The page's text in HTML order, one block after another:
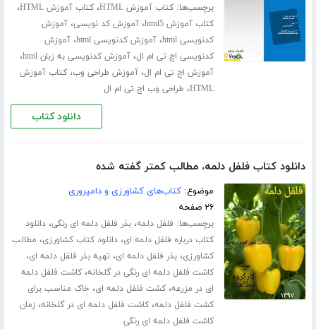
برچسب‌ها:کتاب آموزش HTML ،کتاب آموزش HTML ،
کتاب آموزش html5 ،آموزش کد نویسی،آموزش
کدنویسی html
،آموزش کدنویسی html ،آموزش
کدنویسی اچ تی ام ال،آموزش کدنویسی به زبان html ،
آموزش اچ تی ام ال،آموزش طراحی وب،کتاب آموزش
HTML، طراحی وب اچ تی ام ال
دانلود کتاب
دانلود کتاب فلفل دلمه، مطالب کمتر گفته شده
موضوع:کتاب‌های کشاورزی و دامپروری
۲۶ صفحه
برچسب‌ها: فلفل دلمه،بذر فلفل دلمه ای رنگی،دانلود
کتاب درباره فلفل دلمه ای،دانلود کتاب کشاورزی، مطالب
کشاورزی،بذر فلفل دلمه ای، تهیه بذر فلفل دلمه ای،
کاشت فلفل دلمه ای رنگی در گلخانه،کاشت فلفل دلمه
ای در مزرعه،کشت فلفل دلمه ای، خاک مناسب برای
کشت فلفل دلمه،کاشت فلفل دلمه ای در گلخانه، زمان
کاشت فلفل دلمه ای رنگی